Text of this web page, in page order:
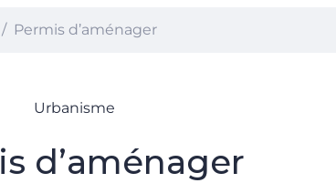
Permis d’aménager
Urbanisme
d’aménager